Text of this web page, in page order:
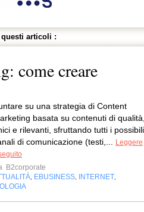
questi articoli :
come creare
su una strategia di Content
basata su contenuti di
e rilevanti, sfruttando tutti i possibili
di comunicazione (testi,... Leggere
B2corporate
, EBUSINESS, INTERNET,